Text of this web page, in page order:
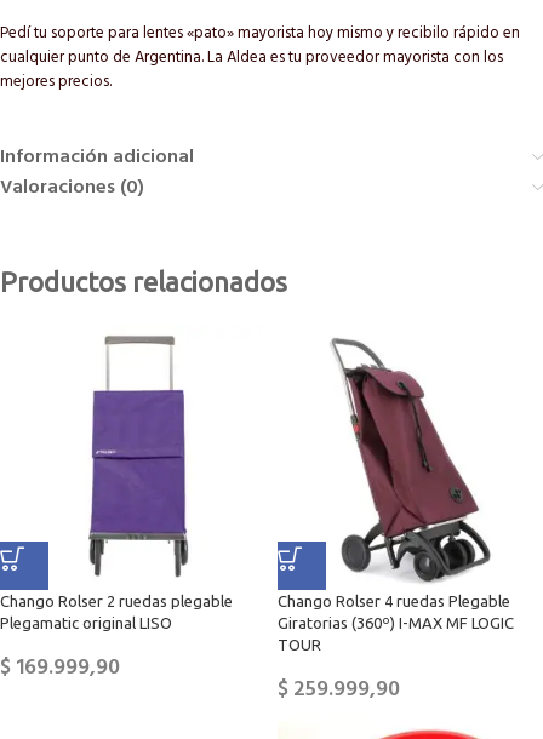
Pedí tu soporte para lentes «pato» mayorista hoy mismo y recibilo rápido en
cualquier punto de Argentina. La Aldea es tu proveedor mayorista con los
mejores precios.
Información adicional
Valoraciones (0)
Productos relacionados
Chango Rolser 2 ruedas plegable
Plegamatic original LISO
$169.999,90
Chango Rolser 4 ruedas Plegable
Giratorias (360º) I-MAX MF LOGIC
TOUR
$259.999,90